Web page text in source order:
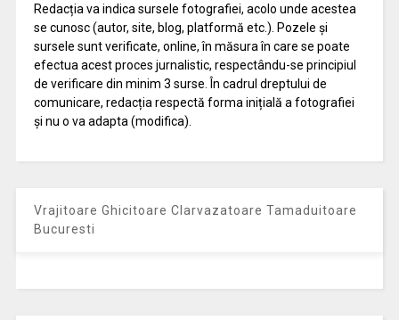
Redacția va indica sursele fotografiei, acolo unde acestea
se cunosc (autor, site, blog, platformă etc.). Pozele și
sursele sunt verificate, online, în măsura în care se poate
efectua acest proces jurnalistic, respectându-se principiul
de verificare din minim 3 surse. În cadrul dreptului de
comunicare, redacția respectă forma inițială a fotografiei
și nu o va adapta (modifica).
Vrajitoare Ghicitoare Clarvazatoare Tamaduitoare
Bucuresti